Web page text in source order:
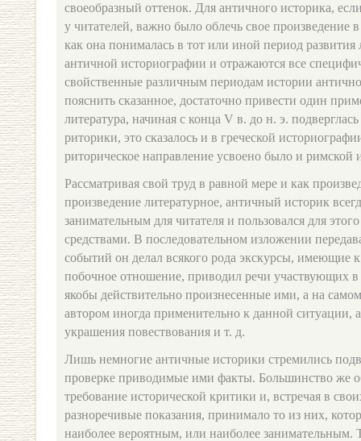
своеобразный оттенок. Для античного историка,
у читателей, важно было облечь свое произведение
как она понималась в тот или иной период
античной историографии и отражаются все
свойственные различным периодам истории
пояснить сказанное, достаточно привести один
литература, начиная с конца V в. до н. э.
риторики, это сказалось и в греческой
риторическое направление усвоено было и римской
Рассматривая свой труд в равной мере и как
произведение литературное, античный историк
занимательным для читателя и пользовался для
средствами. В последовательном изложении
событий он делал всякого рода экскурсы, имеющие
побочное отношение, приводил речи участвующих
якобы действительно произнесенные ими, а на
автором иногда применительно к данной ситуации,
украшения повествования и т. д.
Лишь немногие античные историки стремились
проверке приводимые ими факты. Большинство же
требование исторической критики и, встречая в
разноречивые показания, принимало то из них,
наиболее вероятным, или наиболее занимательным.